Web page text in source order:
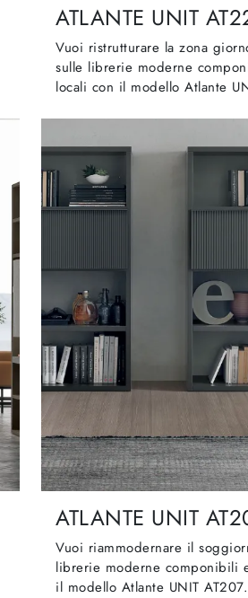
ATLANTE UNIT
Vuoi ristrutturare la zona
sulle librerie moderne
locali con il modello Atlante
ATLANTE UNIT
Vuoi riammodernare il
librerie moderne componibili
il modello Atlante UNIT AT207.